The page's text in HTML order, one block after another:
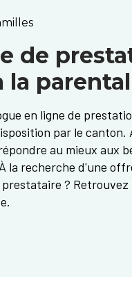
de
la
en ligne de
par le canton.
au mieux aux
la recherche d'une
?